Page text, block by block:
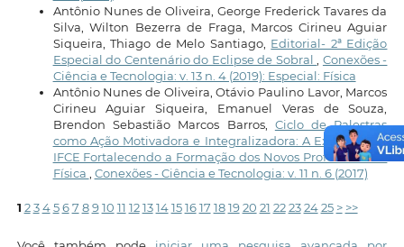
Antônio Nunes de Oliveira, George Frederick Tavares da
Silva, Wilton Bezerra de Fraga, Marcos Cirineu Aguiar
Siqueira, Thiago de Melo Santiago, Editorial- 2ª Edição
Especial do Centenário do Eclipse de Sobral
Conexões -
Ciência e Tecnologia: v. 13 n. 4 (2019): Especial: Física
Antônio Nunes de Oliveira, Otávio Paulino Lavor, Marcos
Cirineu Aguiar Siqueira, Emanuel Veras de Souza,
Brendon Sebastião Marcos Barros, Ciclo de Palestras
como Ação Motivadora e Integralizadora: A Extensão no
IFCE Fortalecendo a Formação dos Novos Professores de
Física
Conexões - Ciência e Tecnologia: v. 11 n. 6 (2017)
1 2 3 4 5 6 7 8 9 10 11 12 13 14 15 16 17 18 19 20 21 22 23 24 25 > >>